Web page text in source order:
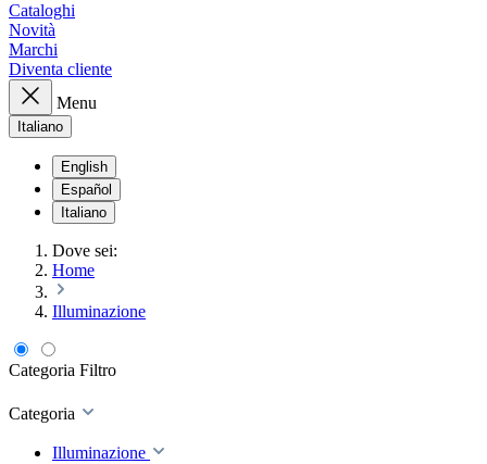
Cataloghi
Novità
Marchi
Diventa cliente
Menu
Italiano
English
Español
Italiano
Dove sei:
Home
Illuminazione
Categoria Filtro
Categoria
Illuminazione